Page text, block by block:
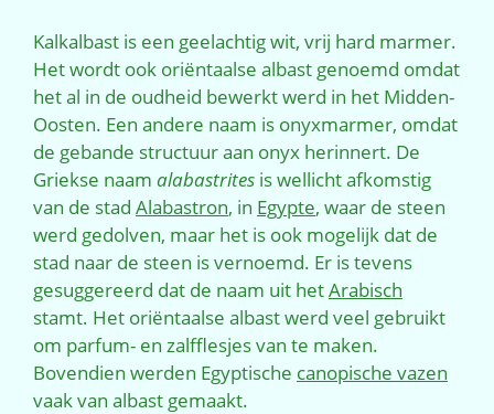
Kalkalbast is een geelachtig wit, vrij hard marmer.
Het wordt ook oriëntaalse albast genoemd omdat
het al in de oudheid bewerkt werd in het Midden-
Oosten. Een andere naam is onyxmarmer, omdat
de gebande structuur aan onyx herinnert. De
Griekse naam alabastrites is wellicht afkomstig
van de stad Alabastron, in Egypte, waar de steen
werd gedolven, maar het is ook mogelijk dat de
stad naar de steen is vernoemd. Er is tevens
gesuggereerd dat de naam uit hetArabisch
stamt. Het oriëntaalse albast werd veel gebruikt
om parfum- en zalfflesjes van te maken.
Bovendien werden Egyptische canopische vazen
vaak van albast gemaakt.